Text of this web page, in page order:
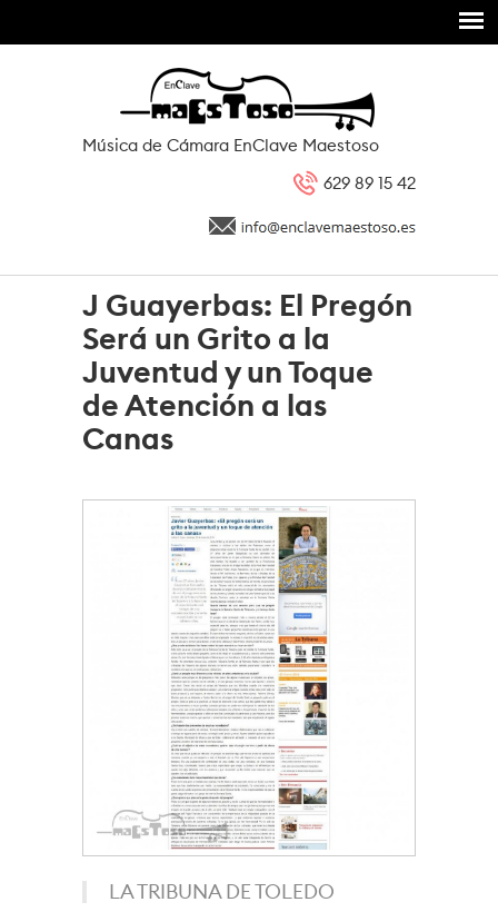
Música de Cámara EnClave Maestoso
629 89 15 42
J Guayerbas: El Pregón
Será un Grito a la
Juventud y un Toque
de Atención a las
Canas
LA TRIBUNA DE TOLEDO